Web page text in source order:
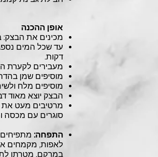
אופן ההכנה
מכינים את
עד שכל המים
דקות.
מעבירים לקערת
מוסיפים שמן בהדרגה
מוסיפים מלח
הבצק יוצא מאוד
מרטיבים מעט את
סוגרים עם מכסה
התפחה:
לאפות, מקמחים
במרקם, מטרתו